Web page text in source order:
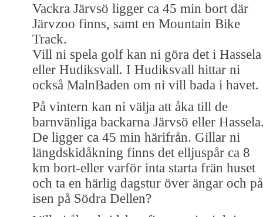
Vackra Järvsö ligger ca 45 min bort där
Järvzoo finns, samt en Mountain Bike
Track.
Vill ni spela golf kan ni göra det i Hassela
eller Hudiksvall. I Hudiksvall hittar ni
också MalnBaden om ni vill bada i havet.
På vintern kan ni välja att åka till de
barnvänliga backarna Järvsö eller
De ligger ca 45 min härifrån. Gillar ni
längdskidåkning finns det elljuspår ca 8
km bort-eller varför inta starta frän huset
och ta en härlig dagstur över ängar och på
isen på Södra Dellen?